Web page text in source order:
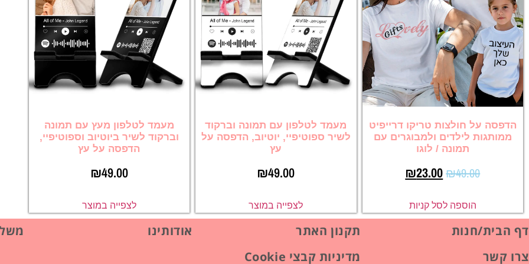
הדפסה על חולצות טריקו דרייפיט
ממותגות לילדים ולמבוגרים עם
תמונה / לוגו
₪49.00
₪23.00
הוספה לסל קניות
מעמד לטלפון עם תמונה וברקוד
לשיר ספוטיפיי, יוטיוב, הדפסה על
עץ
₪49.00
לצפייה במוצר
מעמד לטלפון מעץ עם תמונה
וברקוד לשיר ביוטיוב וספוטיפיי,
הדפסה על עץ
₪49.00
לצפייה במוצר
דף הבית/חנות
צרו קשר
תקנון האתר
מדיניות קבצי Cookie
אודותינו